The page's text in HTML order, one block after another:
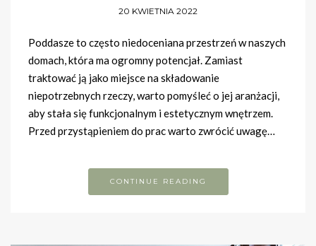
20 KWIETNIA 2022
Poddasze to często niedoceniana przestrzeń w naszych
domach, która ma ogromny potencjał. Zamiast
traktować ją jako miejsce na składowanie
niepotrzebnych rzeczy, warto pomyśleć o jej aranżacji,
aby stała się funkcjonalnym i estetycznym wnętrzem.
Przed przystąpieniem do prac warto zwrócić uwagę…
CONTINUE READING